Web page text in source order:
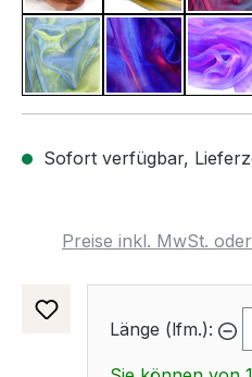
Blau + GelbBlau + Rot
Sofort verfügbar,
Preise inkl. MwSt.
Länge (lfm.):